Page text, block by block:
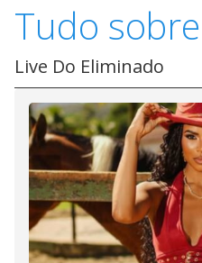
Tudo sobre
Live Do Eliminado